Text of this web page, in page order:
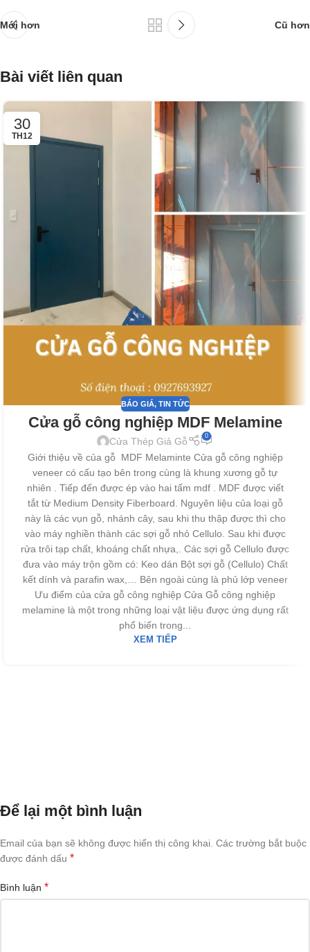
Mới hơn Cũ hơn
Bài viết liên quan
30
TH12
BÁO GIÁ, TIN TỨC
Cửa gỗ công nghiệp MDF Melamine
Cửa Thép Giả Gỗ 0
Giới thiệu về của gỗ MDF Melaminte Cửa gỗ công nghiệp
veneer có cấu tạo bên trong cùng là khung xương gỗ tự
nhiên . Tiếp đến được ép vào hai tấm mdf . MDF được viết
tắt từ Medium Density Fiberboard. Nguyên liệu của loại gỗ
này là các vụn gỗ, nhánh cây, sau khi thu thập được thì cho
vào máy nghiền thành các sợi gỗ nhỏ Cellulo. Sau khi được
rửa trôi tạp chất, khoáng chất nhựa,. Các sợi gỗ Cellulo được
đưa vào máy trộn gồm có: Keo dán Bột sợi gỗ (Cellulo) Chất
kết dính và parafin wax,… Bên ngoài cùng là phủ lớp veneer
Ưu điểm của cửa gỗ công nghiệp Cửa Gỗ công nghiệp
melamine là một trong những loại vật liệu được ứng dụng rất
phổ biến trong...
XEM TIẾP
Để lại một bình luận
Email của bạn sẽ không được hiển thị công khai. Các trường bắt buộc
được đánh dấu *
Bình luận *